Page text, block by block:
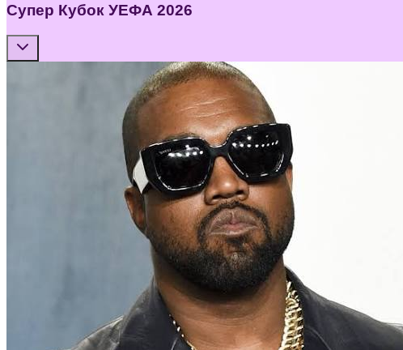
Супер Кубок УЕФА 2026